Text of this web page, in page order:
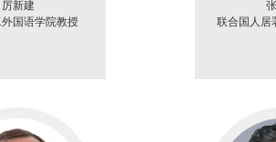
厉新建
国语学院教授
联合国人居